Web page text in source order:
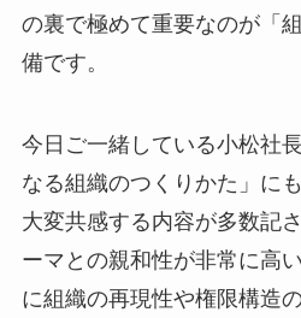
の裏で極めて重要なのが「
備です。
今日ご一緒している小松社
なる組織のつくりかた」に
大変共感する内容が多数記
ーマとの親和性が非常に高
に組織の再現性や権限構造